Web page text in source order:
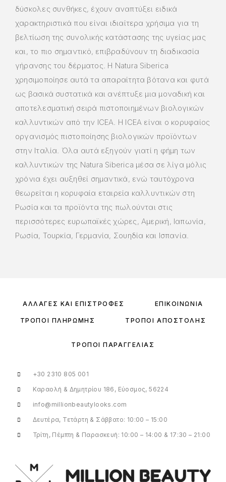
δύσκολες συνθήκες, έχουν αναπτύξει ειδικά
χαρακτηριστικά που είναι ιδιαίτερα χρήσιμα για τη
βελτίωση της συνολικής κατάστασης της υγείας μας
και, το πιο σημαντικό, επιβραδύνουν τη διαδικασία
γήρανσης του δέρματος. Η Natura Siberica
χρησιμοποίησε αυτά τα απαραίτητα βότανα και φυτά
ως βασικά συστατικά και ανέπτυξε μια μοναδική και
αποτελεσματική σειρά πιστοποιημένων βιολογικών
καλλυντικών από την ICEA. Η ICEA είναι ο κορυφαίος
οργανισμός πιστοποίησης βιολογικών προϊόντων
στην Ιταλία. Όλα αυτά εξηγούν γιατί η φήμη των
καλλυντικών της Natura Siberica μέσα σε λίγα μόλις
χρόνια έχει αυξηθεί σημαντικά, ενώ ταυτόχρονα
θεωρείται η κορυφαία εταιρεία καλλυντικών στη
Ρωσία και τα προϊόντα της πωλούνται στις
περισσότερες ευρωπαϊκές χώρες, Αμερική, Ιαπωνία,
Ρωσία, Τουρκία, Γερμανία, Σουηδία και Ισπανία.
ΑΛΛΑΓΈΣ ΚΑΙ ΕΠΙΣΤΡΟΦΈΣ ΕΠΙΚΟΙΝΩΝΊΑ
ΤΡΌΠΟΙ ΠΛΗΡΩΜΉΣ ΤΡΌΠΟΙ ΑΠΟΣΤΟΛΉΣ
ΤΡΌΠΟΙ ΠΑΡΑΓΓΕΛΊΑΣ
+30 2310 805 001
Καραολή & Δημητρίου 186, Εύοσμος, 56224
info@millionbeautylooks.com
Δευτέρα, Τετάρτη & Σάββατο: 10:00 – 15:00
Τρίτη, Πέμπτη & Παρασκευή: 10:00 – 14:00 & 17:30 – 21:00